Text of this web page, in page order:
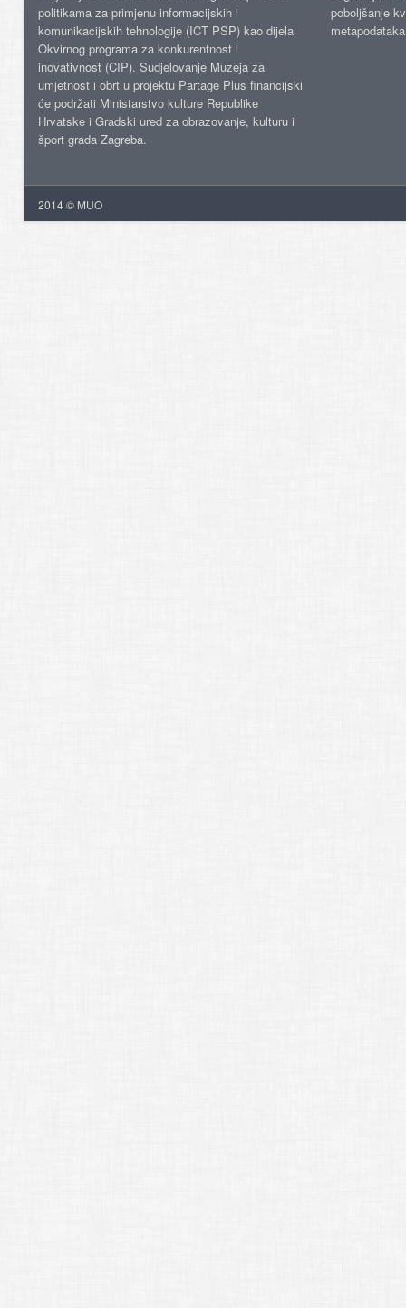
politikama za primjenu informacijskih i
komunikacijskih tehnologije (ICT PSP) kao dijela
Okvirnog programa za konkurentnost i
inovativnost (CIP). Sudjelovanje Muzeja za
umjetnost i obrt u projektu Partage Plus financijski
će podržati Ministarstvo kulture Republike
Hrvatske i Gradski ured za obrazovanje, kulturu i
šport grada Zagreba.
poboljšanje
2014 © MUO